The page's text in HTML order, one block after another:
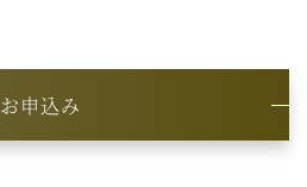
お申込み